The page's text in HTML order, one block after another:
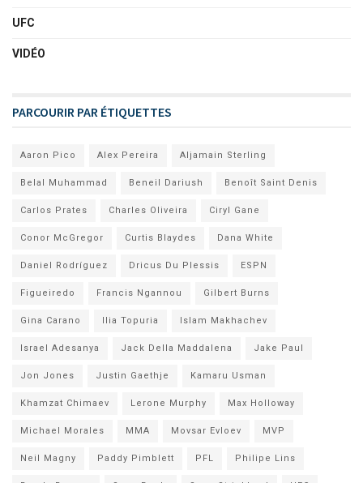
UFC
VIDÉO
PARCOURIR PAR ÉTIQUETTES
Aaron Pico Alex Pereira Aljamain Sterling
Belal Muhammad Beneil Dariush Benoît Saint Denis
Carlos Prates Charles Oliveira Ciryl Gane
Conor McGregor Curtis Blaydes Dana White
Daniel Rodríguez Dricus Du Plessis ESPN
Figueiredo Francis Ngannou Gilbert Burns
Gina Carano Ilia Topuria Islam Makhachev
Israel Adesanya Jack Della Maddalena Jake Paul
Jon Jones Justin Gaethje Kamaru Usman
Khamzat Chimaev Lerone Murphy Max Holloway
Michael Morales MMA Movsar Evloev MVP
Neil Magny Paddy Pimblett PFL Philipe Lins